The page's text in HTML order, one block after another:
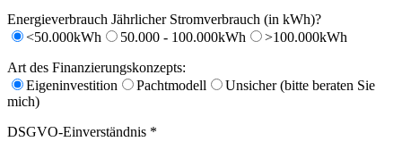
Energieverbrauch Jährlicher Stromverbrauch (in kWh)?
<50.000kWh
50.000 - 100.000kWh
>100.000kWh
Art des Finanzierungskonzepts:
Eigeninvestition
Pachtmodell
Unsicher (bitte beraten Sie
mich)
DSGVO-Einverständnis *